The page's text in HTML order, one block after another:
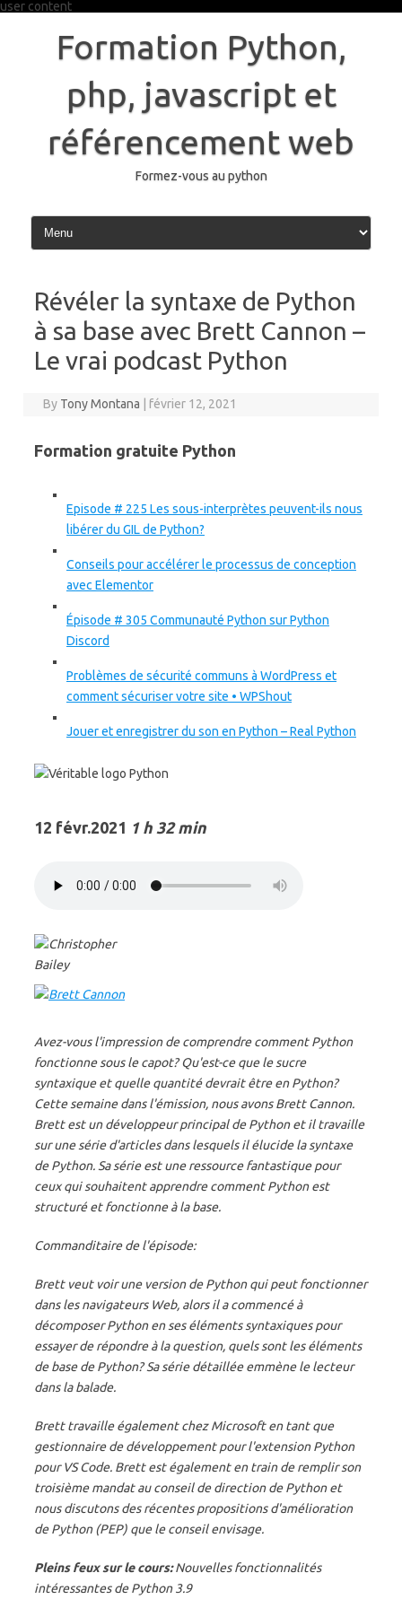
user content
contentFormation Python,
php, javascript et
référencement web
Formez-vous au python
Révéler la syntaxe de Python
à sa base avec Brett Cannon –
Le vrai podcast Python
By Tony Montana février 12, 2021
Formation gratuite Python
Episode # 225 Les sous-interprètes peuvent-ils nous
libérer du GIL de Python?
Conseils pour accélérer le processus de conception
avec Elementor
Épisode # 305 Communauté Python sur Python
Discord
Problèmes de sécurité communs à WordPress et
comment sécuriser votre site • WPShout
Jouer et enregistrer du son en Python – Real Python
12 févr.2021 1 h 32 min
Avez-vous l'impression de comprendre comment Python
fonctionne sous le capot? Qu'est-ce que le sucre
syntaxique et quelle quantité devrait être en Python?
Cette semaine dans l'émission, nous avons Brett Cannon.
Brett est un développeur principal de Python et il travaille
sur une série d'articles dans lesquels il élucide la syntaxe
de Python. Sa série est une ressource fantastique pour
ceux qui souhaitent apprendre comment Python est
structuré et fonctionne à la base.
Commanditaire de l'épisode:
Brett veut voir une version de Python qui peut fonctionner
dans les navigateurs Web, alors il a commencé à
décomposer Python en ses éléments syntaxiques pour
essayer de répondre à la question, quels sont les éléments
de base de Python? Sa série détaillée emmène le lecteur
dans la balade.
Brett travaille également chez Microsoft en tant que
gestionnaire de développement pour l'extension Python
pour VS Code. Brett est également en train de remplir son
troisième mandat au conseil de direction de Python et
nous discutons des récentes propositions d'amélioration
de Python (PEP) que le conseil envisage.
Pleins feux sur le cours:Nouvelles fonctionnalités
intéressantes de Python 3.9